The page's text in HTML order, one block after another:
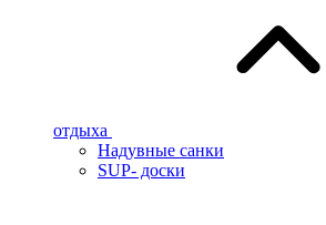
отдыха
Надувные санки
SUP- доски